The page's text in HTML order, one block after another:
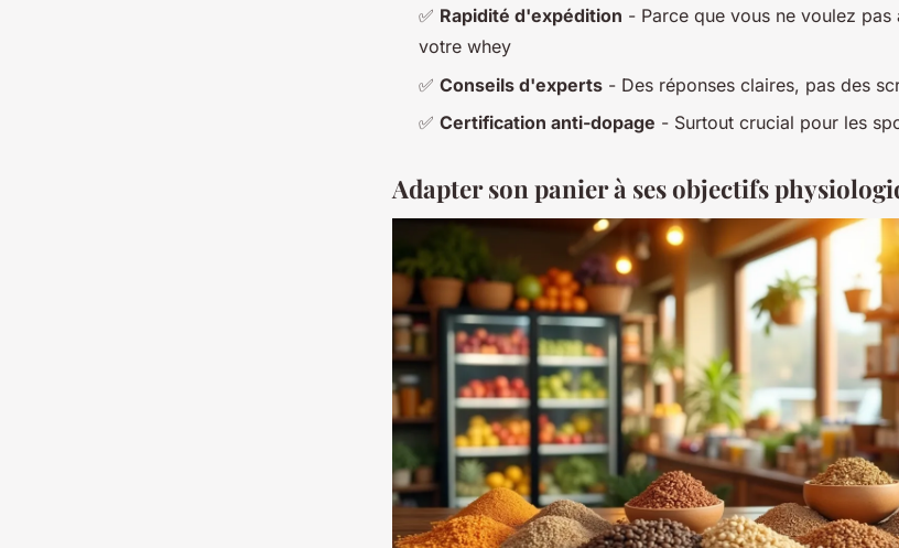
✅ Rapidité d'expédition - Parce que vous ne voulez
votre whey
✅ Conseils d'experts - Des réponses claires, pas des
✅ Certification anti-dopage - Surtout crucial pour les
Adapter son panier à ses objectifs